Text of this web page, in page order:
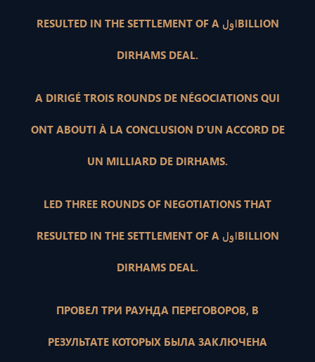
RESULTED IN THE SETTLEMENT OF A اولBILLION
DIRHAMS DEAL.
A DIRIGÉ TROIS ROUNDS DE NÉGOCIATIONS QUI
ONT ABOUTI À LA CONCLUSION D’UN ACCORD DE
UN MILLIARD DE DIRHAMS.
LED THREE ROUNDS OF NEGOTIATIONS THAT
RESULTED IN THE SETTLEMENT OF A اولBILLION
DIRHAMS DEAL.
ПРОВЕЛ ТРИ РАУНДА ПЕРЕГОВОРОВ, В
РЕЗУЛЬТАТЕ КОТОРЫХ БЫЛА ЗАКЛЮЧЕНА